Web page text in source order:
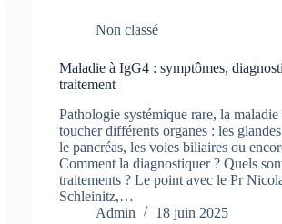
Non classé
Maladie à IgG4 : symptômes,
traitement
Pathologie systémique rare, la
toucher différents organes : les
le pancréas, les voies biliaires ou
Comment la diagnostiquer ? Quels
traitements ? Le point avec le Pr
Schleinitz,…
Admin
18 juin 2025